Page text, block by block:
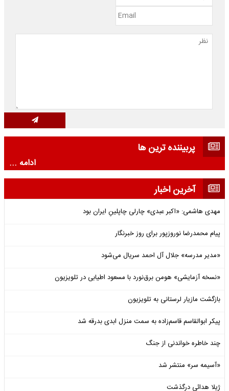
پربیننده ترین ها
ادامه ...
آخرین اخبار
مهدی هاشمی: «اکبر عبدی» چارلی چاپلینِ ایران بود
پیام محمدرضا نوروزپور برای روز خبرنگار
«مدیر مدرسه» جلال آل احمد سریال می‌شود
«نسخه آزمایشی» هومن برق‌نورد با مسعود اطیابی در تلویزیون
بازگشت مازیار لرستانی به تلویزیون
پیکر ابوالقاسم قاسم‌زاده به سمت منزل ابدی بدرقه شد
چند خاطره خواندنی از جنگ
«آسیمه سر» منتشر شد
ژیلا هدائی درگذشت